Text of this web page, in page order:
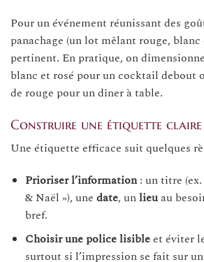
Pour un événement réunissant des
panachage (un lot mêlant rouge, blanc
pertinent. En pratique, on
blanc et rosé pour un cocktail debout
de rouge pour un dîner à table.
Construire une étiquette claire
Une étiquette efficace suit quelques
Prioriser l’information: un titre
& Naël »), une date, unlieuau
bref.
Choisir une police lisibleet éviter
surtout si l’impression se fait sur